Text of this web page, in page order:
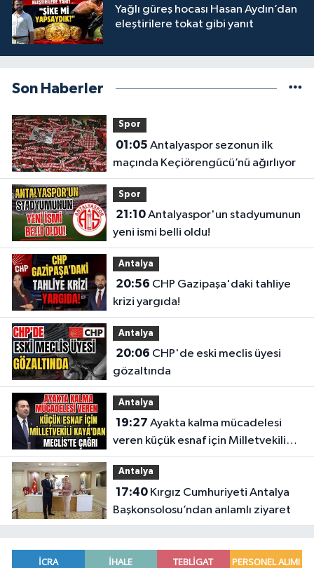
Yağlı güreş hocası Hasan Aydın’dan
eleştirilere tokat gibi yanıt
Son Haberler
Spor
01:05
maçında Keçiörengücü’nü ağırlıyor
Spor
21:10Antalyaspor'un stadyumunun
yeni ismi belli oldu!
Antalya
20:56
krizi yargıda!
Antalya
20:06
gözaltında
Antalya
19:27
veren küçük esnaf için Milletvekili
Kaya'dan Meclis'te çağrı
Antalya
17:40Kırgız Cumhuriyeti Antalya
Başkonsolosu’ndan anlamlı ziyaret